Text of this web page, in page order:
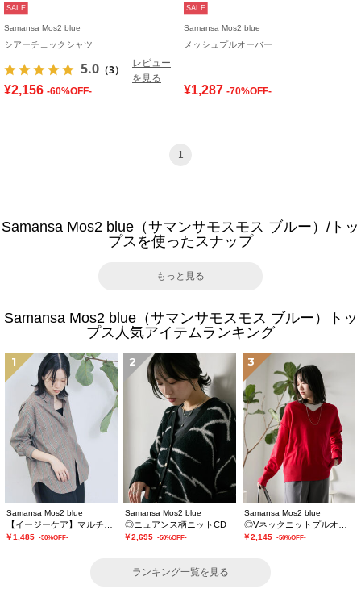
SALE
Samansa Mos2 blue
シアーチェックシャツ
5.0 （3）
レビュー
を見る
¥2,156 -60%OFF-
SALE
Samansa Mos2 blue
メッシュプルオーバー
¥1,287 -70%OFF-
1
Samansa Mos2 blue（サマンサモスモス ブルー）/トッ
プスを使ったスナップ
もっと見る
Samansa Mos2 blue（サマンサモスモス ブルー）トッ
プス人気アイテムランキング
1
Samansa Mos2 blue
￥1,485 -50%OFF-
2
Samansa Mos2 blue
◎ニュアンス柄ニットCD
￥2,695 -50%OFF-
3
Samansa Mos2 blue
￥2,145 -50%OFF-
ランキング一覧を見る